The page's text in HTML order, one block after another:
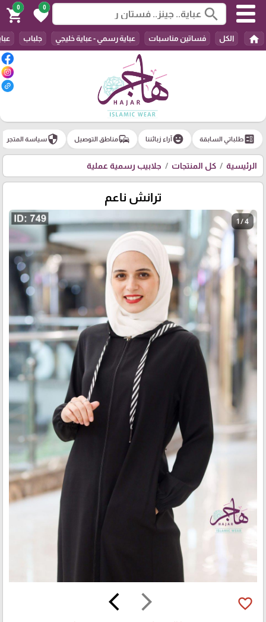
search
0
favorite
0
shopping_cart
home الكل فساتين مناسبات عباية رسمي - عباية خليجي جلباب
ballotطلباتي السابقة emoji_emotionsآراء زبائننا commuteمناطق التوصيل securityسياسة المتجر
الرئيسية كل المنتجات جلابيب رسمية عملية
ترانش ناعم
1 / 4
arrow_forward_ios
arrow_back_ios favorite_border